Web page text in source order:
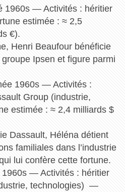
1960s — Activités : héritier
estimée : ≈ 2,5
€).
Henri Beaufour bénéficie
Ipsen et figure parmi
1960s — Activités :
Group (industrie,
estimée : ≈ 2,4 milliards $
Dassault, Héléna détient
familiales dans l’industrie
lui confère cette fortune.
1960s — Activités : héritier
technologies) —